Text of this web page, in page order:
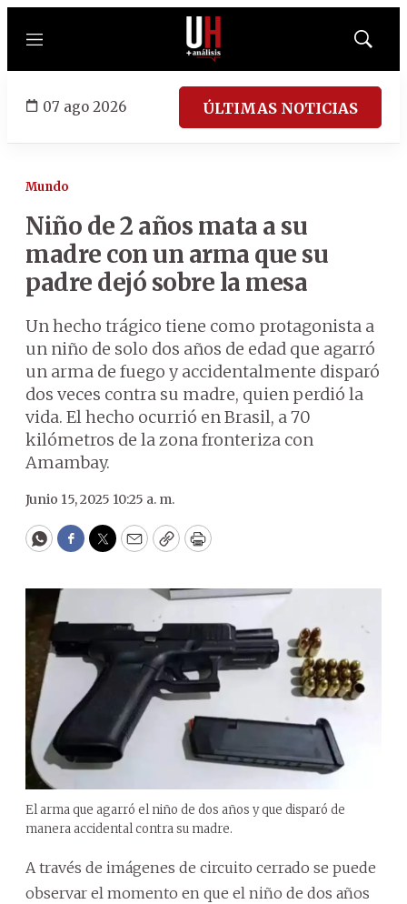
Menú
Mostrar
07 ago 2026 ÚLTIMAS NOTICIAS
Mundo
Niño de 2 años mata a su
madre con un arma que su
padre dejó sobre la mesa
Un hecho trágico tiene como protagonista a
un niño de solo dos años de edad que agarró
un arma de fuego y accidentalmente disparó
dos veces contra su madre, quien perdió la
vida. El hecho ocurrió en Brasil, a 70
kilómetros de la zona fronteriza con
Amambay.
Junio 15, 2025 10:25 a. m.
WhatsApp
Facebook
Twitter
EmailCopyPrint
El arma que agarró el niño de dos años y que disparó de
manera accidental contra su madre.
A través de imágenes de circuito cerrado se puede
observar el momento en que el niño de dos años